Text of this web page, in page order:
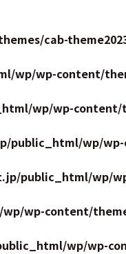
cab-
wp/wp-content/
wp/wp-content/
public_html/wp/
public_html/wp/
wp-content/
wp/wp-